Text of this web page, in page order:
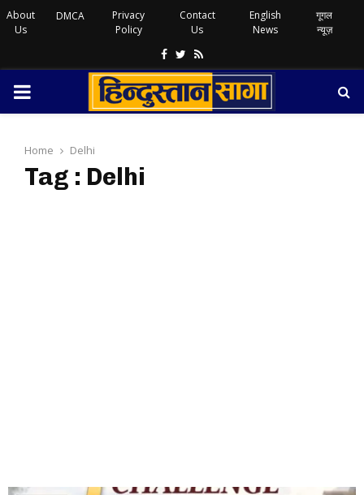
About
Us
DMCA
Privacy
Policy
Contact
Us
English
News
गूगल
न्यूज़
Facebook
Twitter
Rss
PRIMARY
Home Delhi
Tag : Delhi